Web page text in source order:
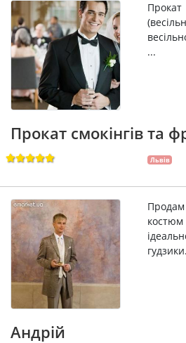
...
Прокат смокінгів та
Львів
Андрій